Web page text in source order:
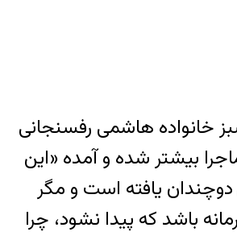
در آدرس‌هایی که «اعتماد» داده است دو نکته از همه واضح‎تر است؛ اول آنکه این گزارش نمی‎توانست بدون چراغ سبز خانواده ‎هاشمی رفسنجانی
بیشتر شده و آمده «این
دوچندان یافته است و مگر
باشد که پیدا نشود، چرا